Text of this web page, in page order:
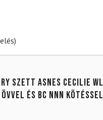
szett ASNES Cecilie WL
és BC NNN kötéssel